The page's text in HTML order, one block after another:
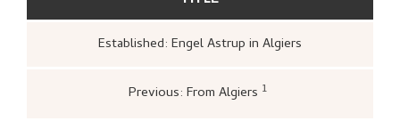
Established: Engel Astrup in Algiers
Previous: From Algiers 1